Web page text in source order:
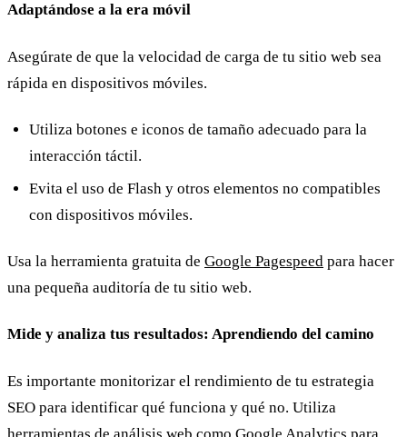
Adaptándose a la era móvil
Asegúrate de que la velocidad de carga de tu sitio web sea
rápida en dispositivos móviles.
Utiliza botones e iconos de tamaño adecuado para la
interacción táctil.
Evita el uso de Flash y otros elementos no compatibles
con dispositivos móviles.
Usa la herramienta gratuita de Google Pagespeed para hacer
una pequeña auditoría de tu sitio web.
Mide y analiza tus resultados: Aprendiendo del camino
Es importante monitorizar el rendimiento de tu estrategia
SEO para identificar qué funciona y qué no. Utiliza
herramientas de análisis web como Google Analytics para